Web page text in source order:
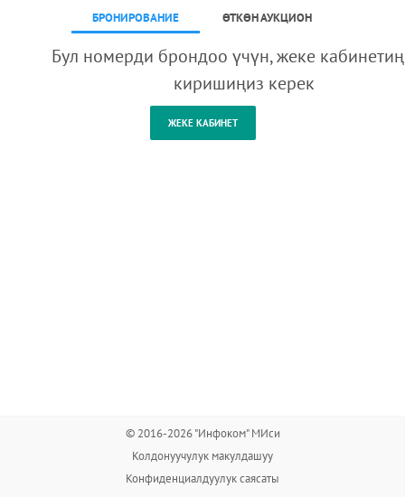
БРОНИРОВАНИЕ ӨТКӨН АУКЦИОН
Бул номерди брондоо үчүн, жеке
киришиңиз керек
© 2016-2026 "Инфоком" МИси
Колдонуучулук макулдашуу
Конфиденциалдуулук саясаты